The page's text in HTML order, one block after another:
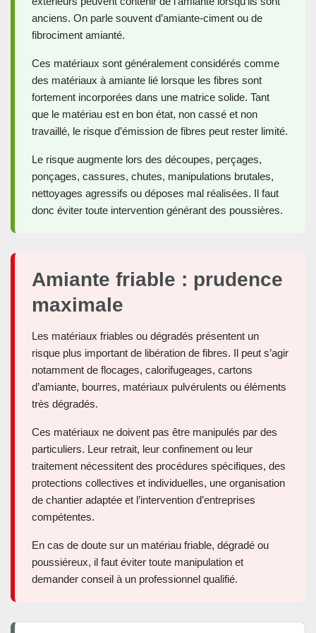
anciens. On parle souvent d’amiante-ciment ou de
fibrociment amianté.
Ces matériaux sont généralement considérés comme
des matériaux à amiante lié lorsque les fibres sont
fortement incorporées dans une matrice solide. Tant
que le matériau est en bon état, non cassé et non
travaillé, le risque d’émission de fibres peut rester limité.
Le risque augmente lors des découpes, perçages,
ponçages, cassures, chutes, manipulations brutales,
nettoyages agressifs ou déposes mal réalisées. Il faut
donc éviter toute intervention générant des poussières.
Amiante friable : prudence
maximale
Les matériaux friables ou dégradés présentent un
risque plus important de libération de fibres. Il peut s’agir
notamment de flocages, calorifugeages, cartons
d’amiante, bourres, matériaux pulvérulents ou éléments
très dégradés.
Ces matériaux ne doivent pas être manipulés par des
particuliers. Leur retrait, leur confinement ou leur
traitement nécessitent des procédures spécifiques, des
protections collectives et individuelles, une organisation
de chantier adaptée et l’intervention d’entreprises
compétentes.
En cas de doute sur un matériau friable, dégradé ou
poussiéreux, il faut éviter toute manipulation et
demander conseil à un professionnel qualifié.